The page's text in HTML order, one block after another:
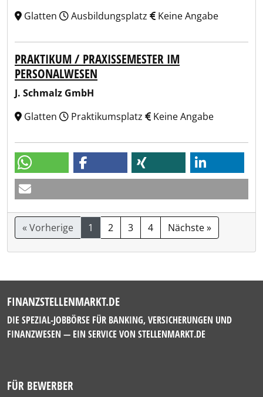
Glatten
Ausbildungsplatz Keine Angabe
PRAKTIKUM / PRAXISSEMESTER IM
PERSONALWESEN
J. Schmalz GmbH
Glatten
Praktikumsplatz Keine Angabe
« Vorherige 1 2 3 4 Nächste »
FINANZSTELLENMARKT.DE
DIE SPEZIAL-JOBBÖRSE FÜR BANKING, VERSICHERUNGEN UND
FINANZWESEN — EIN SERVICE VON STELLENMARKT.DE
FÜR BEWERBER